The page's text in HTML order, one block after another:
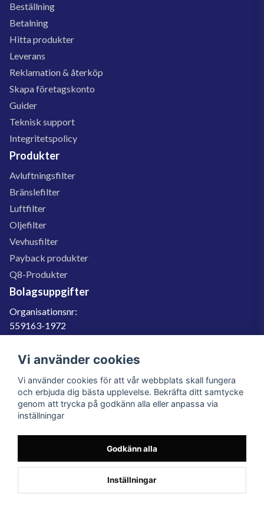
Beställning
Betalning
Hitta produkter
Leverans
Reklamation & återköp
Skapa företagskonto
Guider
Teknisk support
Integritetspolicy
Produkter
Avluftningsfilter
Bränslefilter
Luftfilter
Oljefilter
Vevhusfilter
Payback produkter
Q8-Produkter
Bolagsuppgifter
Organisationsnr:
559163-1972
SE559163197201
060-566 800
info@filter.se
559163-1972
© 2023 Filter.se, All rights reserved.
Vi använder cookies
Vi använder cookies för att vår webbplats skall fungera
och erbjuda dig bästa upplevelse. Bekräfta ditt samtycke
genom att trycka på godkänn alla eller anpassa via
inställningar
Godkänn alla
Inställningar